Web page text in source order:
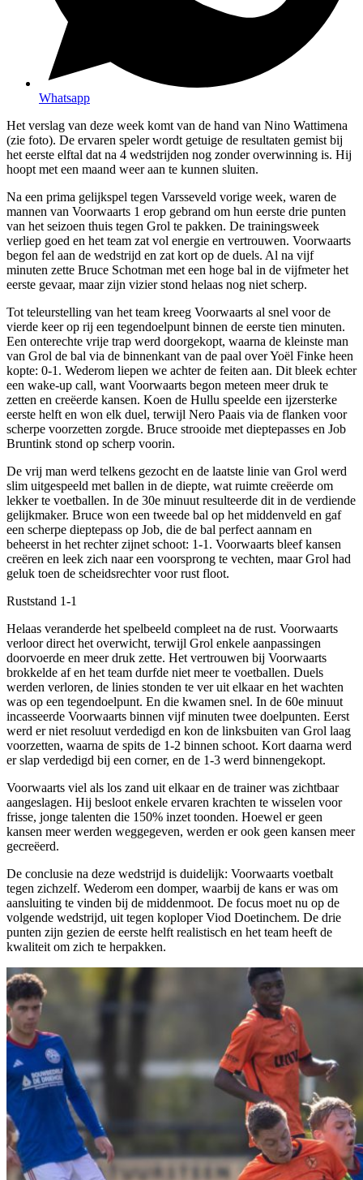
Whatsapp
Het verslag van deze week komt van de hand van Nino Wattimena
(zie foto). De ervaren speler wordt getuige de resultaten gemist bij
het eerste elftal dat na 4 wedstrijden nog zonder overwinning is. Hij
hoopt met een maand weer aan te kunnen sluiten.
Na een prima gelijkspel tegen Varsseveld vorige week, waren de
mannen van Voorwaarts 1 erop gebrand om hun eerste drie punten
van het seizoen thuis tegen Grol te pakken. De trainingsweek
verliep goed en het team zat vol energie en vertrouwen. Voorwaarts
begon fel aan de wedstrijd en zat kort op de duels. Al na vijf
minuten zette Bruce Schotman met een hoge bal in de vijfmeter het
eerste gevaar, maar zijn vizier stond helaas nog niet scherp.
Tot teleurstelling van het team kreeg Voorwaarts al snel voor de
vierde keer op rij een tegendoelpunt binnen de eerste tien minuten.
Een onterechte vrije trap werd doorgekopt, waarna de kleinste man
van Grol de bal via de binnenkant van de paal over Yoël Finke heen
kopte: 0-1. Wederom liepen we achter de feiten aan. Dit bleek echter
een wake-up call, want Voorwaarts begon meteen meer druk te
zetten en creëerde kansen. Koen de Hullu speelde een ijzersterke
eerste helft en won elk duel, terwijl Nero Paais via de flanken voor
scherpe voorzetten zorgde. Bruce strooide met dieptepasses en Job
Bruntink stond op scherp voorin.
De vrij man werd telkens gezocht en de laatste linie van Grol werd
slim uitgespeeld met ballen in de diepte, wat ruimte creëerde om
lekker te voetballen. In de 30e minuut resulteerde dit in de verdiende
gelijkmaker. Bruce won een tweede bal op het middenveld en gaf
een scherpe dieptepass op Job, die de bal perfect aannam en
beheerst in het rechter zijnet schoot: 1-1. Voorwaarts bleef kansen
creëren en leek zich naar een voorsprong te vechten, maar Grol had
geluk toen de scheidsrechter voor rust floot.
Ruststand 1-1
Helaas veranderde het spelbeeld compleet na de rust. Voorwaarts
verloor direct het overwicht, terwijl Grol enkele aanpassingen
doorvoerde en meer druk zette. Het vertrouwen bij Voorwaarts
brokkelde af en het team durfde niet meer te voetballen. Duels
werden verloren, de linies stonden te ver uit elkaar en het wachten
was op een tegendoelpunt. En die kwamen snel. In de 60e minuut
incasseerde Voorwaarts binnen vijf minuten twee doelpunten. Eerst
werd er niet resoluut verdedigd en kon de linksbuiten van Grol laag
voorzetten, waarna de spits de 1-2 binnen schoot. Kort daarna werd
er slap verdedigd bij een corner, en de 1-3 werd binnengekopt.
Voorwaarts viel als los zand uit elkaar en de trainer was zichtbaar
aangeslagen. Hij besloot enkele ervaren krachten te wisselen voor
frisse, jonge talenten die 150% inzet toonden. Hoewel er geen
kansen meer werden weggegeven, werden er ook geen kansen meer
gecreëerd.
De conclusie na deze wedstrijd is duidelijk: Voorwaarts voetbalt
tegen zichzelf. Wederom een domper, waarbij de kans er was om
aansluiting te vinden bij de middenmoot. De focus moet nu op de
volgende wedstrijd, uit tegen koploper Viod Doetinchem. De drie
punten zijn gezien de eerste helft realistisch en het team heeft de
kwaliteit om zich te herpakken.